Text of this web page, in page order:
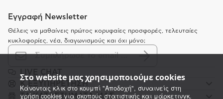
Στο website μας χρησιμοποιούμε cookies
Κάνοντας κλικ στο κουμπί "Αποδοχή", συναινείς στη
χρήση cookies για σκοπούς στατιστικής και μάρκετινγκ.
Εγγραφή Newsletter
Θέλεις να μαθαίνεις πρώτος κορυφαίες προσφορές, τελευταίες
κυκλοφορίες, νέα, διαγωνισμούς και όχι μόνο;
K ΕΞΥΠΗΡΕΤΗΣΗ
ΤΑ ΚΑΤΑΣΤΗΜΑΤΑ ΜΑΣ